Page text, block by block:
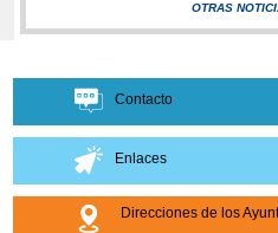
OTRAS
Contacto
Enlaces
Direcciones de los